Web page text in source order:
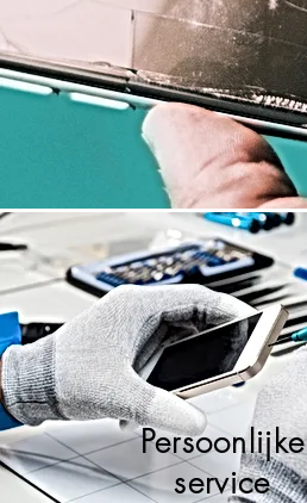
Persoonlijke
service